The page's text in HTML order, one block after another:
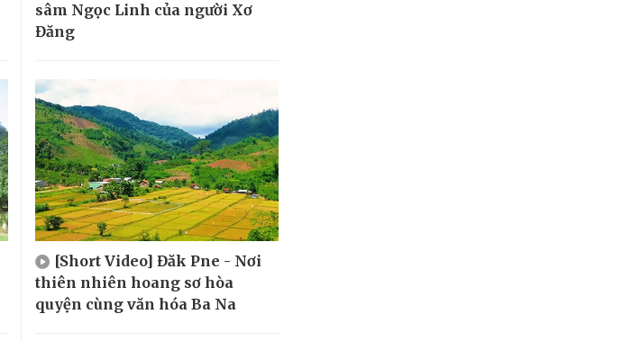
sâm Ngọc Linh của người Xơ
Đăng
[Short Video] Đăk Pne - Nơi
thiên nhiên hoang sơ hòa
quyện cùng văn hóa Ba Na